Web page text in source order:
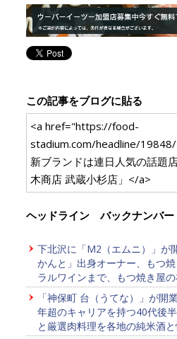
この記事をブログに貼る
<a href="https://food-
stadium.com/headline/
新ブランドは連日人気の話題
木商店 武蔵小杉店」</a>
ヘッドライン バックナンバー
下北沢に「M2（エムニ）」が
かんと」出身オーナー、もつ
ラルワインまで、もつ焼き屋
「神保町 台（うてな）」が開
年超のキャリアを持つ40代後
と厳選肉料理を各地の純米酒